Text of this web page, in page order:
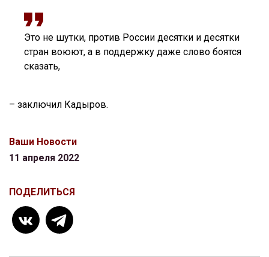
Это не шутки, против России десятки и десятки
стран воюют, а в поддержку даже слово боятся
сказать,
– заключил Кадыров.
Ваши Новости
11 апреля 2022
ПОДЕЛИТЬСЯ